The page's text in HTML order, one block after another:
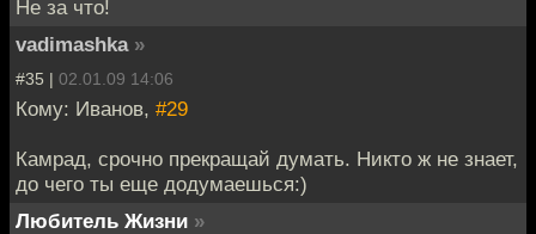
Не за что!
vadimashka »
#35 | 02.01.09 14:06
Кому: Иванов, #29
Камрад, срочно прекращай думать. Никто ж не знает,
до чего ты еще додумаешься:)
Любитель Жизни »